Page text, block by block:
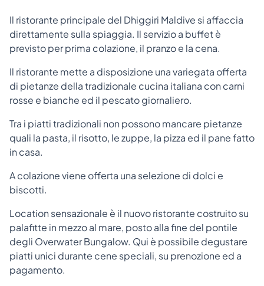
Il ristorante principale del Dhiggiri Maldive si affaccia
direttamente sulla spiaggia. Il servizio a buffet è
previsto per prima colazione, il pranzo e la cena.
Il ristorante mette a disposizione una variegata offerta
di pietanze della tradizionale cucina italiana con carni
rosse e bianche ed il pescato giornaliero.
Tra i piatti tradizionali non possono mancare pietanze
quali la pasta, il risotto, le zuppe, la pizza ed il pane fatto
in casa.
A colazione viene offerta una selezione di dolci e
biscotti.
Location sensazionale è il nuovo ristorante costruito su
palafitte in mezzo al mare, posto alla fine del pontile
degli Overwater Bungalow. Qui è possibile degustare
piatti unici durante cene speciali, su prenozione ed a
pagamento.